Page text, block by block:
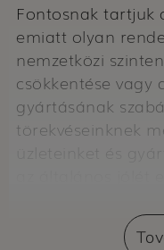
Fontosnak tartjuk
emiatt olyan
nemzetközi
csökkentése vagy
gyártásának
törekvéseinknek